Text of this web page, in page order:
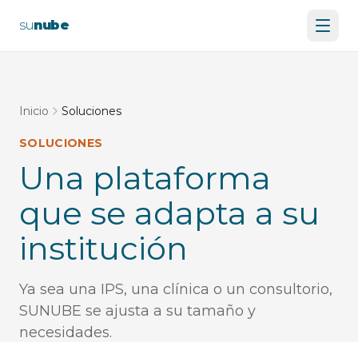
sunube
Inicio Soluciones
SOLUCIONES
Una plataforma
que se adapta a su
institución
Ya sea una IPS, una clínica o un consultorio,
SUNUBE se ajusta a su tamaño y
necesidades.